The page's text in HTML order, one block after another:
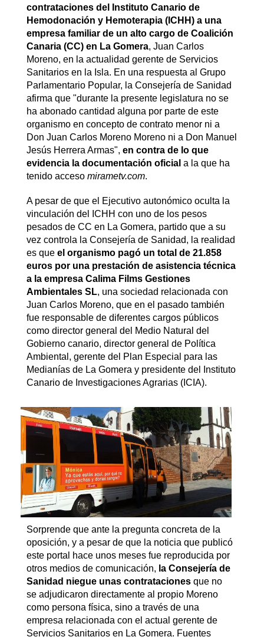
contrataciones del Instituto Canario de
Hemodonación y Hemoterapia (ICHH) a una
empresa familiar de un alto cargo de Coalición
Canaria (CC) en La Gomera, Juan Carlos
Moreno, en la actualidad gerente de Servicios
Sanitarios en la Isla. En una respuesta al Grupo
Parlamentario Popular, la Consejería de Sanidad
afirma que "durante la presente legislatura no se
ha abonado cantidad alguna por parte de este
organismo en concepto de contrato menor ni a
Don Juan Carlos Moreno Moreno ni a Don Manuel
Jesús Herrera Armas", en contra de lo que
evidencia la documentación oficial a la que ha
tenido acceso mirametv.com.
A pesar de que el Ejecutivo autonómico oculta la
vinculación del ICHH con uno de los pesos
pesados de CC en La Gomera, partido que a su
vez controla la Consejería de Sanidad, la realidad
es queel organismo pagó un total de 21.858
euros por una prestación de asistencia técnica
a la empresa Calima Films Gestiones
Ambientales SL, una sociedad relacionada con
Juan Carlos Moreno, que en el pasado también
fue responsable de diferentes cargos públicos
como director general del Medio Natural del
Gobierno canario, director general de Política
Ambiental, gerente del Plan Especial para las
Medianías de La Gomera y presidente del Instituto
Canario de Investigaciones Agrarias (ICIA).
Sorprende que ante la pregunta concreta de la
oposición, y a pesar de que la noticia que publicó
este portal hace unos meses fue reproducida por
otros medios de comunicación, la Consejería de
Sanidad niegue unas contratacionesque no
se adjudicaron directamente al propio Moreno
como persona física, sino a través de una
empresa relacionada con el actual gerente de
Servicios Sanitarios en La Gomera. Fuentes